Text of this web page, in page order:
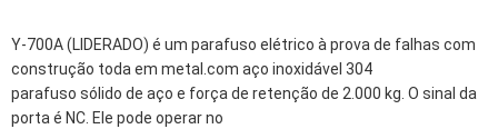
Y-700A (LIDERADO) é um parafuso elétrico à prova de falhas com
construção toda em metal.com aço inoxidável 304
parafuso sólido de aço e força de retenção de 2.000 kg. O sinal da
porta é NC. Ele pode operar no